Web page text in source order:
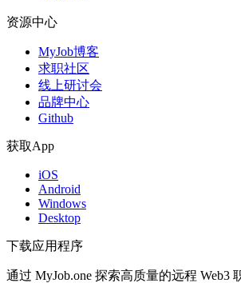
资源中心
MyJob博客
求职社区
线上研讨会
品牌中心
Github
获取App
iOS
Android
Windows
Desktop
下载应用程序
通过 MyJob.one 探索高质量的远程 Web3